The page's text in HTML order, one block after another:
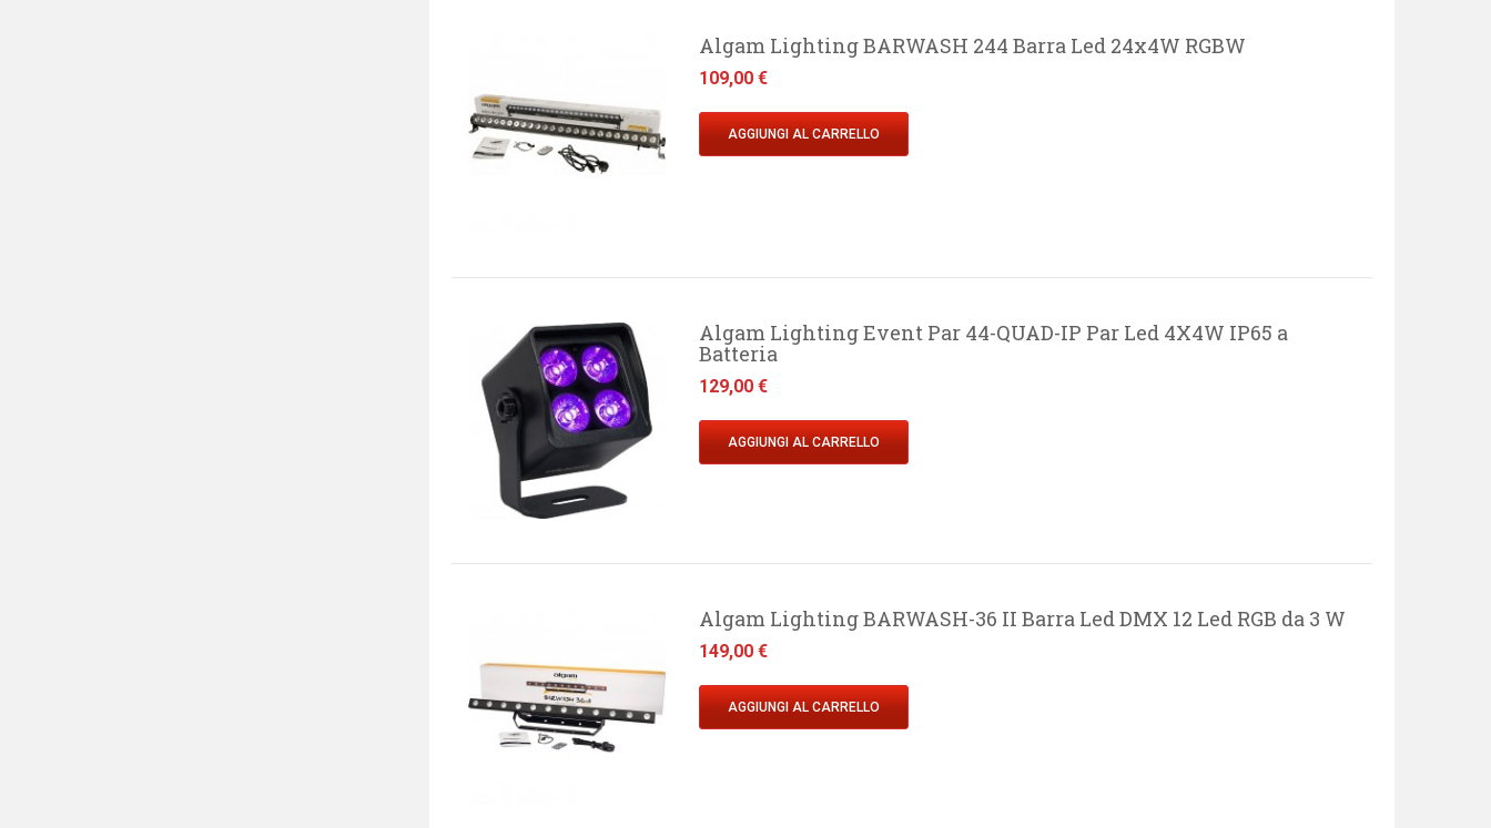
Algam Lighting BARWASH 244 Barra Led 24x4W RGBW
Prezzo
109,00 €
AGGIUNGI AL CARRELLO
Algam Lighting Event Par 44-QUAD-IP Par Led 4X4W IP65 a
Batteria
Prezzo
129,00 €
AGGIUNGI AL CARRELLO
Algam Lighting BARWASH-36 II Barra Led DMX 12 Led RGB da 3 W
Prezzo
149,00 €
AGGIUNGI AL CARRELLO